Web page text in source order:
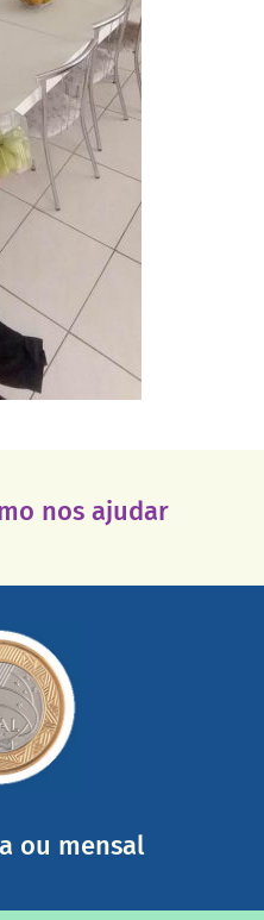
nos ajudar
ou mensal
com a sua ajuda
pessoas.
mais